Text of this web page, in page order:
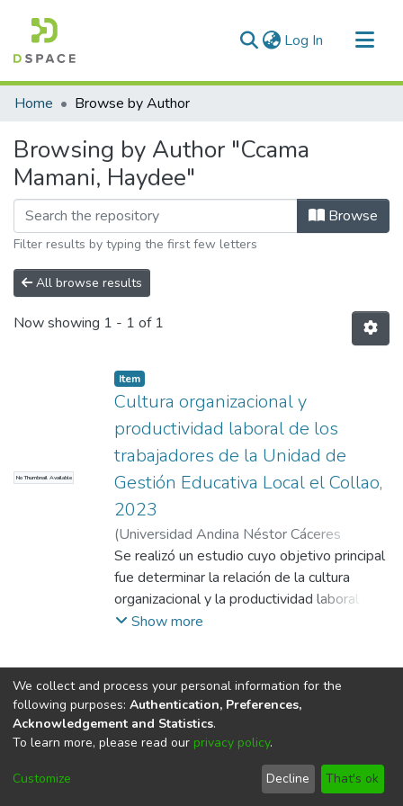
Log In (current)
Communities & Collections
Home Browse by Author
Browsing by Author "Ccama
Mamani, Haydee"
Browse
Filter results by typing the first few letters
All browse results
Now showing 1 - 1 of 1
No Thumbnail Available
Item
Cultura organizacional y
productividad laboral de los
trabajadores de la Unidad de
Gestión Educativa Local el Collao,
2023
(Universidad Andina Néstor Cáceres
Velásquez ,2024)Ccama Mamani, Haydee;
Condori Cari, Leopoldo Wenceslao;
Universidad Andina Néstor Cáceres
Velásquez
Se realizó un estudio cuyo objetivo principal
fue determinar la relación de la cultura
organizacional y la productividad laboral de
los trabajadores de la Unidad de la Gestión
2023. El estudio se planteó cuatro
objetivos específicos con el propósito de
evaluar detalladamente la relación
existente entre las diversas dimensiones
que conforman la cultura organizacional y su
impacto directo en la eficiencia y efectividad
de la productividad laboral en el entorno de
Show more
DSpace softwarecopyright © 2002-2026
Cookie
End User
Agreement
Send
Feedback
We collect and process your personal information for the
following purposes: Authentication, Preferences,
Acknowledgement and Statistics.
To learn more, please read our privacy policy.
Customize Decline That's ok